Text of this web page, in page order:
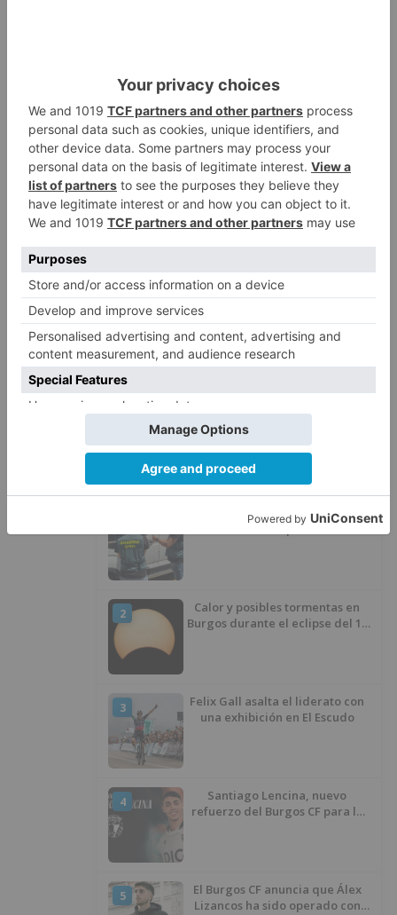
2
Burgos a punto de culminar su
proceso de realojo
3
Un libro rescata la historia y
memoria del pueblo burgalés de
Huérmeces
expedientes de regularización
de inmigrantes
5
El PSOE denuncia que las
piscinas municipales de Burgos
desinfección obligatoria contra
plagas
LO ÚLTIMO
La Guardia Civil desmonta la
versión de un repartidor tras
2
Calor y posibles tormentas en
Burgos durante el eclipse del 12
3
Felix Gall asalta el liderato con
una exhibición en El Escudo
4
Santiago Lencina, nuevo
refuerzo del Burgos CF para la
5
El Burgos CF anuncia que Álex
Lizancos ha sido operado con